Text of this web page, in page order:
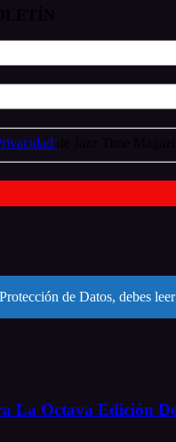
de Datos, debes
La Octava Edición